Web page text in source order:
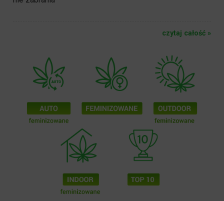
czytaj całość »